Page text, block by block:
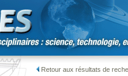
Retour aux résultats de